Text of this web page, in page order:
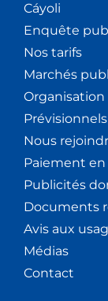
Cáyoli
Enquête
Nos tarifs
Marchés
Organisation
Nous
Paiement
Publicités
Documents
Avis aux
Médias
Contact